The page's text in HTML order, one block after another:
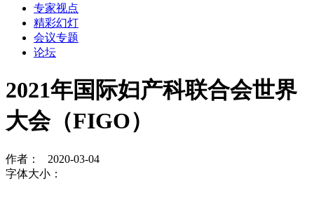
专家视点
精彩幻灯
会议专题
论坛
2021年国际妇产科联合会世界
大会（FIGO）
作者： 2020-03-04
字体大小：